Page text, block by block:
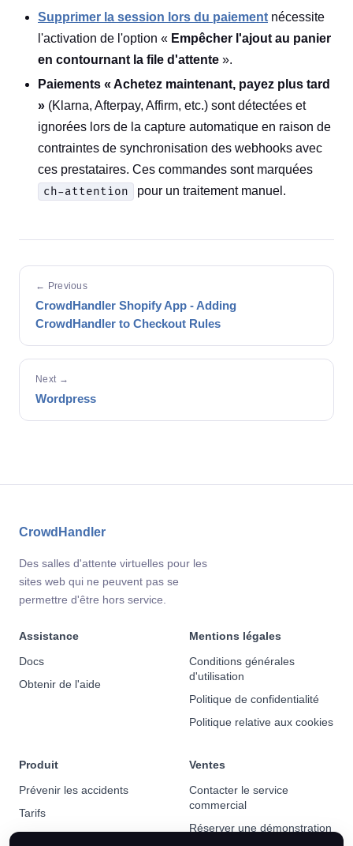
Supprimer la session lors du paiement nécessite
l'activation de l'option « Empêcher l'ajout au panier
en contournant la file d'attente ».
Paiements « Achetez maintenant, payez plus tard
» (Klarna, Afterpay, Affirm, etc.) sont détectées et
ignorées lors de la capture automatique en raison de
contraintes de synchronisation des webhooks avec
ces prestataires. Ces commandes sont marquées
ch-attention
pour un traitement manuel.
← Previous
CrowdHandler Shopify App - Adding
CrowdHandler to Checkout Rules
Next →
Wordpress
CrowdHandler
Des salles d'attente virtuelles pour les
sites web qui ne peuvent pas se
permettre d'être hors service.
Assistance
Docs
Obtenir de l'aide
Mentions légales
Conditions générales
d'utilisation
Politique de confidentialité
Politique relative aux cookies
Produit
Prévenir les accidents
Tarifs
Actualités
Ventes
Contacter le service
commercial
Réserver une démonstration